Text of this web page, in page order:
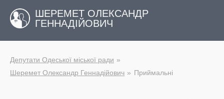
ШЕРЕМЕТ ОЛЕКСАНДР
ГЕННАДІЙОВИЧ
Депутати Одеської міської ради
Шеремет Олександр Геннадійович
Приймальні